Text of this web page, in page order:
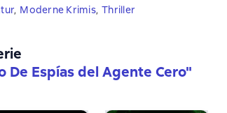
, Moderne Krimis, Thriller
De Espías del Agente Cero"